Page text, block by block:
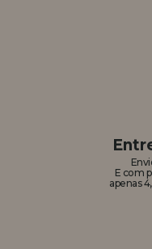
novo
Você é um Profissional ou
seu negócio? Cadastre-se
E com
apenas